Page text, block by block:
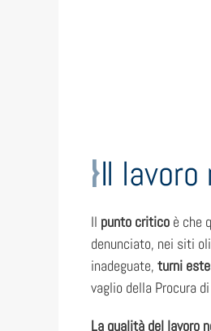
Il
Il punto critico è che
denunciato, nei siti
inadeguate, turni
vaglio della Procura
La qualità del lavoro